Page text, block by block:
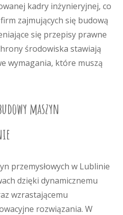
kadry inżynieryjnej, co
zajmujących się budową
się przepisy prawne
środowiska stawiają
wymagania, które muszą
maszyn
przemysłowych w Lublinie
dzięki dynamicznemu
wzrastającemu
rozwiązania. W